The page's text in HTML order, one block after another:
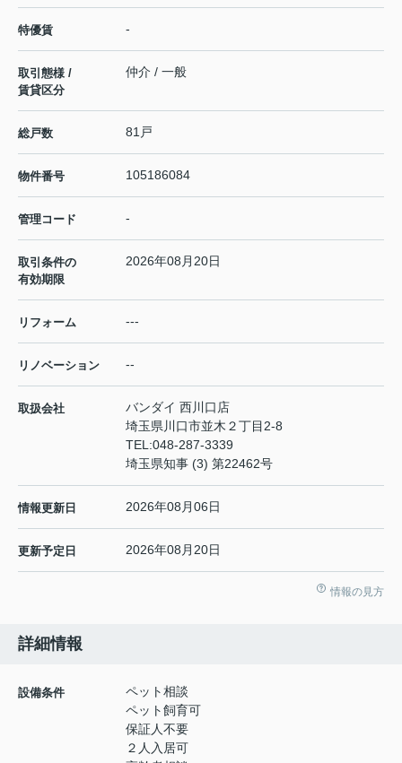
特優賃 -
取引態様 /
賃貸区分
仲介 / 一般
総戸数 81戸
物件番号 105186084
管理コード -
取引条件の
有効期限
2026年08月20日
リフォーム ---
リノベーション --
取扱会社
バンダイ 西川口店
埼玉県川口市並木２丁目2-8
TEL:048-287-3339
埼玉県知事 (3) 第22462号
情報更新日 2026年08月06日
更新予定日 2026年08月20日
情報の見方
詳細情報
設備条件
ペット相談
ペット飼育可
保証人不要
２人入居可